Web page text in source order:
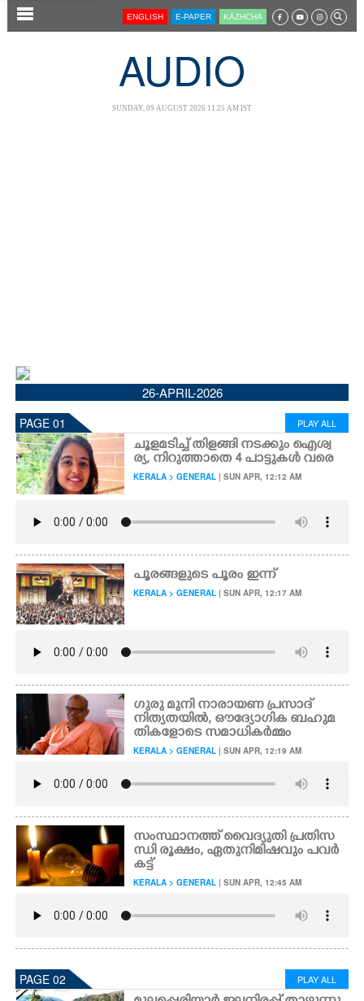
SECTIONS
CINEMA
OPINION
PHOTOS
LIFESTYLE
SPIRITUAL
INFO+
ASTRO
CARTOONS
ZOOM
ENGLISH E-PAPER KĀZHCHA
AUDIO
SUNDAY, 09 AUGUST 2026 11.25 AM IST
26-APRIL-2026
PAGE 01 PLAY ALL
ചൂളമടിച്ച് തിളങ്ങി നടക്കും ഐശ്വ
ര്യ, നിറുത്താതെ 4 പാട്ടുകൾ വരെ
KERALA > GENERAL | SUN APR, 12:12 AM
പൂരങ്ങളുടെ പൂരം ഇന്ന്
KERALA > GENERAL | SUN APR, 12:17 AM
ഗുരു മുനി നാരായണ പ്രസാദ്
നിത്യതയിൽ,​ ഔദ്യോഗിക ബഹുമ
തികളോടെ സമാധികർമ്മം
KERALA > GENERAL | SUN APR, 12:19 AM
സംസ്ഥാനത്ത് വൈദ്യുതി പ്രതിസ
ന്ധി രൂക്ഷം,​ ഏതുനിമിഷവും പവർ
കട്ട്
KERALA > GENERAL | SUN APR, 12:45 AM
PAGE 02 PLAY ALL